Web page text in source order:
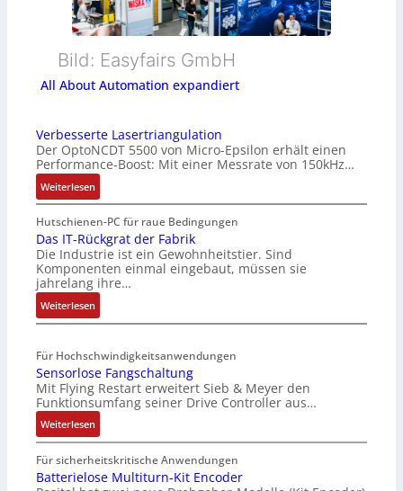
Bild: Easyfairs GmbH
All About Automation expandiert
Verbesserte Lasertriangulation
Der OptoNCDT 5500 von Micro-Epsilon erhält einen
Performance-Boost: Mit einer Messrate von 150kHz…
Weiterlesen:
V
e
r
b
e
s
s
e
t
e
L
a
s
e
r
t
Hutschienen-PC für raue Bedingungen
Das IT-Rückgrat der Fabrik
Die Industrie ist ein Gewohnheitstier. Sind
Komponenten einmal eingebaut, müssen sie
jahrelang ihre…
Weiterlesen:
D
s
I
-
R
ü
c
k
Für Hochschwindigkeitsanwendungen
Sensorlose Fangschaltung
Mit Flying Restart erweitert Sieb & Meyer den
Funktionsumfang seiner Drive Controller aus…
Weiterlesen:
S
e
n
Für sicherheitskritische Anwendungen
Batterielose Multiturn-Kit Encoder